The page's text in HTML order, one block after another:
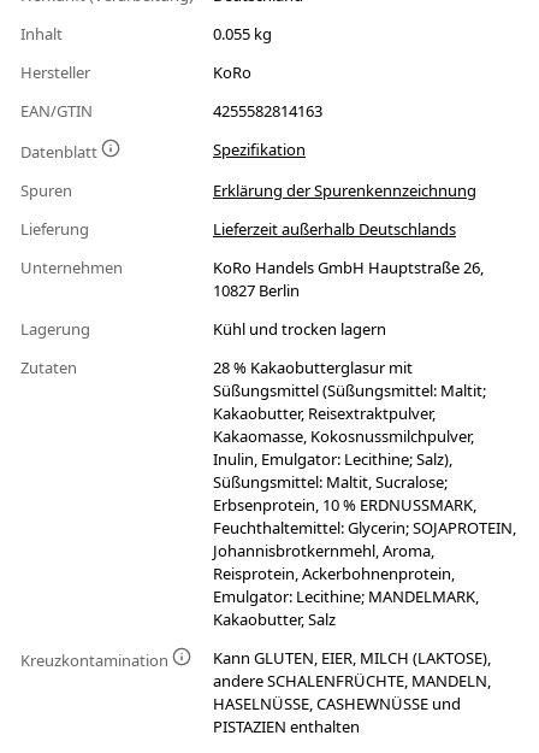
Inhalt
0.055 kg
Hersteller
KoRo
EAN/GTIN
4255582814163
Datenblatt
Spezifikation
Spuren
Erklärung der Spurenkennzeichnung
Lieferung
Lieferzeit außerhalb Deutschlands
Unternehmen
KoRo Handels GmbH Hauptstraße 26,
10827 Berlin
Lagerung
Kühl und trocken lagern
Zutaten
28 % Kakaobutterglasur mit
Süßungsmittel (Süßungsmittel: Maltit;
Kakaobutter, Reisextraktpulver,
Kakaomasse, Kokosnussmilchpulver,
Inulin, Emulgator: Lecithine; Salz),
Süßungsmittel: Maltit, Sucralose;
Erbsenprotein, 10 % ERDNUSSMARK,
Feuchthaltemittel: Glycerin; SOJAPROTEIN,
Johannisbrotkernmehl, Aroma,
Reisprotein, Ackerbohnenprotein,
Emulgator: Lecithine; MANDELMARK,
Kakaobutter, Salz
Kreuzkontamination
Kann GLUTEN, EIER, MILCH (LAKTOSE),
andere SCHALENFRÜCHTE, MANDELN,
HASELNÜSSE, CASHEWNÜSSE und
PISTAZIEN enthalten